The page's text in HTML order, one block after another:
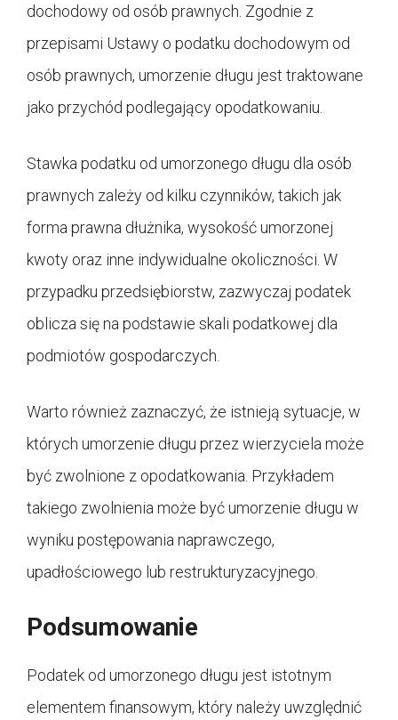
dochodowy od osób prawnych. Zgodnie z
przepisami Ustawy o podatku dochodowym od
osób prawnych, umorzenie długu jest traktowane
jako przychód podlegający opodatkowaniu.
Stawka podatku od umorzonego długu dla osób
prawnych zależy od kilku czynników, takich jak
forma prawna dłużnika, wysokość umorzonej
kwoty oraz inne indywidualne okoliczności. W
przypadku przedsiębiorstw, zazwyczaj podatek
oblicza się na podstawie skali podatkowej dla
podmiotów gospodarczych.
Warto również zaznaczyć, że istnieją sytuacje, w
których umorzenie długu przez wierzyciela może
być zwolnione z opodatkowania. Przykładem
takiego zwolnienia może być umorzenie długu w
wyniku postępowania naprawczego,
upadłościowego lub restrukturyzacyjnego.
Podsumowanie
Podatek od umorzonego długu jest istotnym
elementem finansowym, który należy uwzględnić